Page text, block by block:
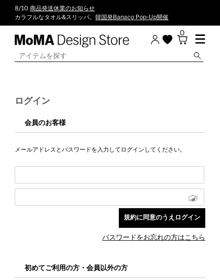
8/10 商品発送休業のお知らせ
カラフルなタオル&スリッパ。 韓国発Banaco Pop-Up開催
0
ログイン
会員のお客様
メールアドレスとパスワードを入力してログインしてください。
パスワードをお忘れの方はこちら
初めてご利用の方・会員以外の方